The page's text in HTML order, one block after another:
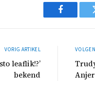
Facebook
VORIG ARTIKEL
leaflik!?’
bekend
Anjer